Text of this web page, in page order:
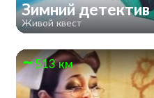
Зимний детектив
Живой квест
513 км